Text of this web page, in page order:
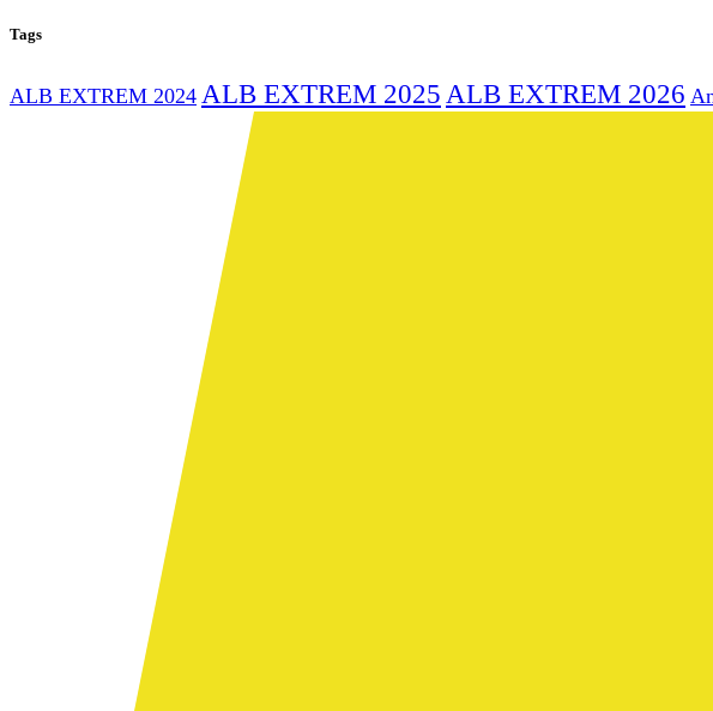
Tags
ALB EXTREM 2024 ALB EXTREM 2025 ALB EXTREM 2026